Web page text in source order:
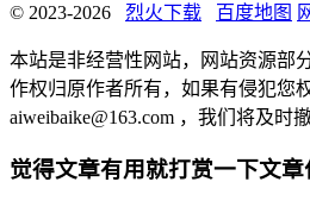
© 2023-2026 烈火下载 百度地图
本站是非经营性网站，网站资源部
作权归原作者所有，如果有侵犯您
aiweibaike@163.com ，我们将及时
觉得文章有用就打赏一下文章